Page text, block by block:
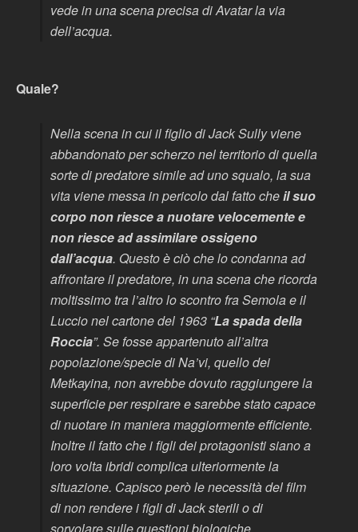
vede in una scena precisa di Avatar la via
dell’acqua.
Quale?
Nella scena in cui il figlio di Jack Sully viene
abbandonato per scherzo nel territorio di quella
sorte di predatore simile ad uno squalo, la sua
vita viene messa in pericolo dal fatto cheil suo
corpo non riesce a nuotare velocemente e
non riesce ad assimilare ossigeno
dall’acqua. Questo è ciò che lo condanna ad
affrontare il predatore, in una scena che ricorda
moltissimo tra l’altro lo scontro fra Semola e il
Luccio nel cartone del 1963 “La spada della
Roccia”. Se fosse appartenuto all’altra
popolazione/specie di Na’vi, quello dei
Metkayina, non avrebbe dovuto raggiungere la
superficie per respirare e sarebbe stato capace
di nuotare in maniera maggiormente efficiente.
Inoltre il fatto che i figli dei protagonisti siano a
loro volta ibridi complica ulteriormente la
situazione. Capisco però le necessità del film
di non rendere i figli di Jack sterili o di